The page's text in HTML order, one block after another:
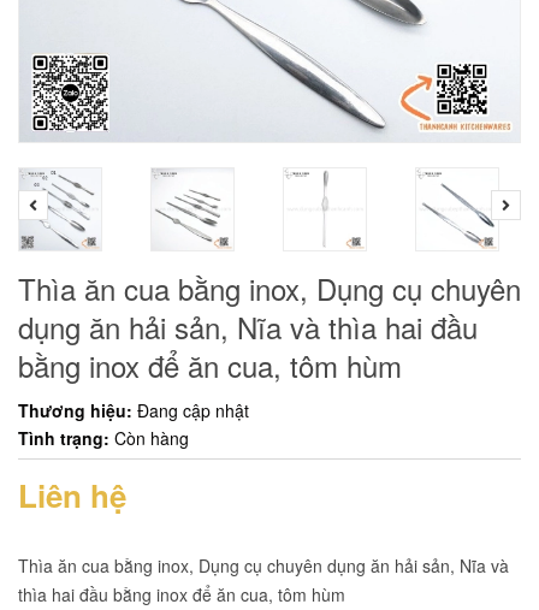
Thìa ăn cua bằng inox, Dụng cụ chuyên
dụng ăn hải sản, Nĩa và thìa hai đầu
bằng inox để ăn cua, tôm hùm
Thương hiệu: Đang cập nhật
Tình trạng: Còn hàng
Liên hệ
Thìa ăn cua bằng inox, Dụng cụ chuyên dụng ăn hải sản, Nĩa và
thìa hai đầu bằng inox để ăn cua, tôm hùm